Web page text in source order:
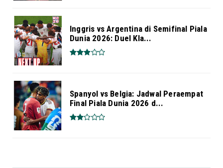
Inggris vs Argentina di Semifinal Piala
Dunia 2026: Duel Kla...
Spanyol vs Belgia: Jadwal Peraempat
Final Piala Dunia 2026 d...